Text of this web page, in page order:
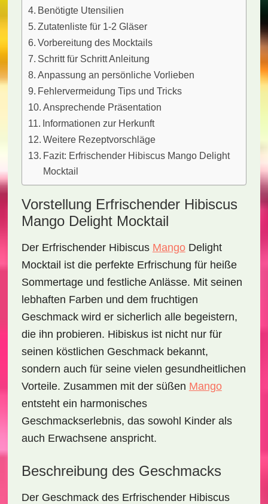
Benötigte Utensilien
Zutatenliste für 1-2 Gläser
Vorbereitung des Mocktails
Schritt für Schritt Anleitung
Anpassung an persönliche Vorlieben
Fehlervermeidung Tips und Tricks
Ansprechende Präsentation
Informationen zur Herkunft
Weitere Rezeptvorschläge
Fazit: Erfrischender Hibiscus Mango Delight
Mocktail
Vorstellung Erfrischender Hibiscus
Mango Delight Mocktail
Der Erfrischender Hibiscus MangoDelight
Mocktail ist die perfekte Erfrischung für heiße
Sommertage und festliche Anlässe. Mit seinen
lebhaften Farben und dem fruchtigen
Geschmack wird er sicherlich alle begeistern,
die ihn probieren. Hibiskus ist nicht nur für
seinen köstlichen Geschmack bekannt,
sondern auch für seine vielen gesundheitlichen
Vorteile. Zusammen mit der süßen Mango
entsteht ein harmonisches
Geschmackserlebnis, das sowohl Kinder als
auch Erwachsene anspricht.
Beschreibung des Geschmacks
Der Geschmack des Erfrischender Hibiscus